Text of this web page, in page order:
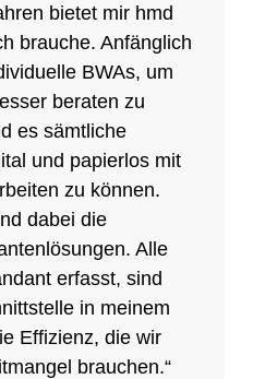
bietet mir hmd
brauche. Anfänglich
BWAs, um
beraten zu
es sämtliche
und papierlos mit
zu können.
dabei die
Alle
erfasst, sind
in meinem
Effizienz, die wir
brauchen.“